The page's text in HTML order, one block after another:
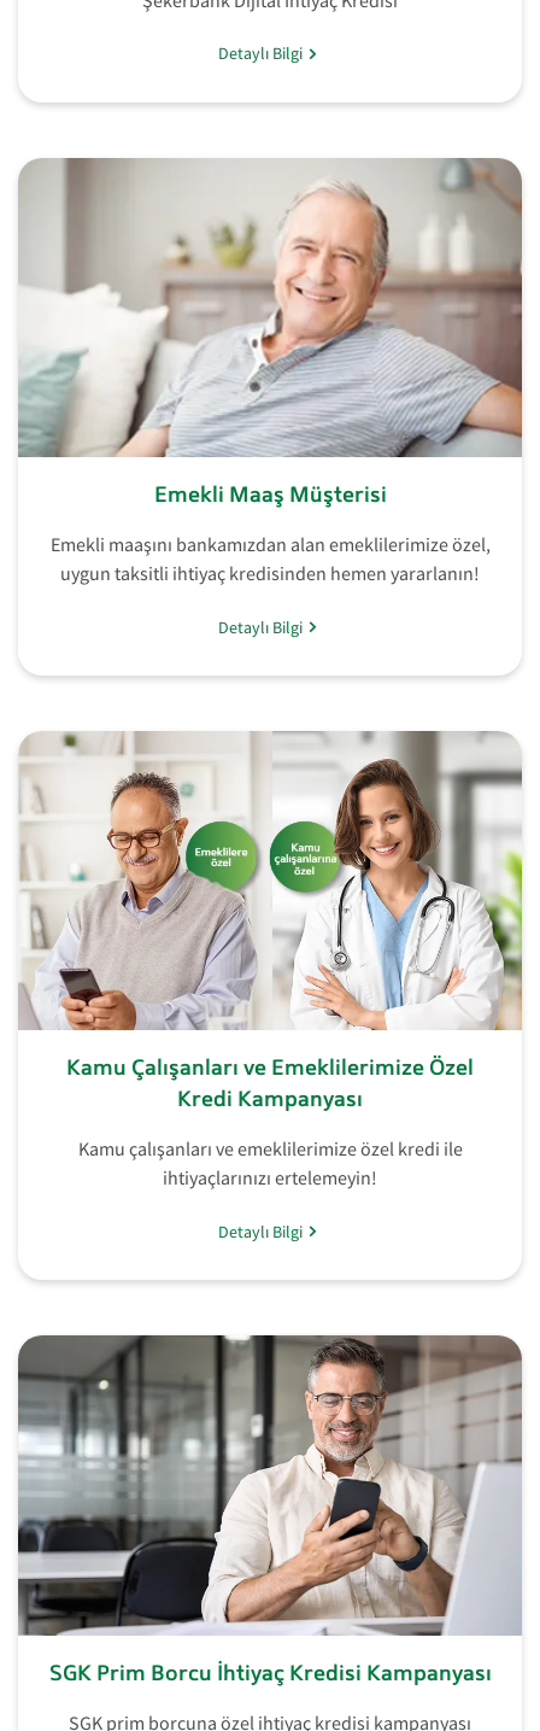
Detaylı Bilgi
Emekli Maaş Müşterisi
Emekli maaşını bankamızdan alan emeklilerimize özel,
uygun taksitli ihtiyaç kredisinden hemen yararlanın!
Detaylı Bilgi
Kamu Çalışanları ve Emeklilerimize Özel
Kredi Kampanyası
Kamu çalışanları ve emeklilerimize özel kredi ile
ihtiyaçlarınızı ertelemeyin!
Detaylı Bilgi
SGK Prim Borcu İhtiyaç Kredisi Kampanyası
SGK prim borcuna özel ihtiyaç kredisi kampanyası